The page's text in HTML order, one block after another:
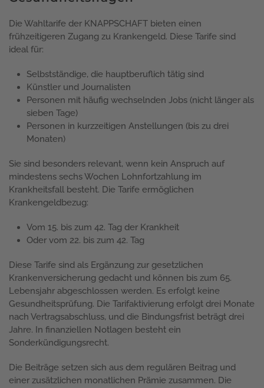
Die Wahltarife der KNAPPSCHAFT bieten einen
frühzeitigeren Zugang zu Krankengeld. Diese Tarife sind
ideal für:
Selbstständige, die hauptberuflich tätig sind
Künstler und Journalisten
Personen mit häufig wechselnden Jobs (nicht länger als
sieben Tage)
Personen in kurzzeitigen Anstellungen (bis zu drei
Monaten)
Sie sind besonders relevant, wenn kein Anspruch auf
mindestens sechs Wochen Lohnfortzahlung im
Krankheitsfall besteht. Die Tarife ermöglichen
Krankengeldbezug:
Vom 15. bis zum 42. Tag der Krankheit
Oder vom 22. bis zum 42. Tag
Diese Tarife sind als Ergänzung zur gesetzlichen
Krankenversicherung gedacht und können bis zum 65.
Lebensjahr abgeschlossen werden. Es erfolgt keine
Gesundheitsprüfung. Die Tarifaktivierung erfolgt drei Monate
nach Vertragsabschluss, und die Bindungsfrist beträgt drei
Jahre. In finanziellen Notlagen besteht ein
Sonderkündigungsrecht.
Die Beiträge setzen sich aus dem regulären Beitrag und
einer zusätzlichen monatlichen Prämie zusammen. Die